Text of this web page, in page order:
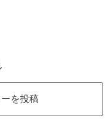
を投稿